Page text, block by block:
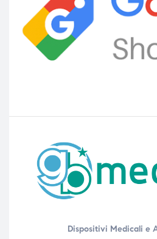
Dispositivi Medicali e